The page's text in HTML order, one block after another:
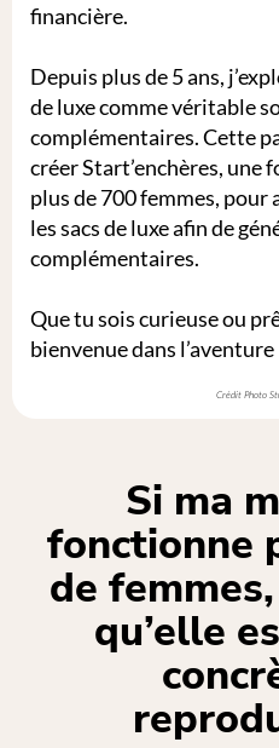
financière.
Depuis plus de 5 ans,
de luxe comme véritable
complémentaires. Cette
créer Start’enchères, une
plus de 700 femmes,
les sacs de luxe afin de
complémentaires.
Que tu sois curieuse ou
bienvenue dans l’aventure
Crédit Photo
Si ma
fonctionne
de
qu’elle